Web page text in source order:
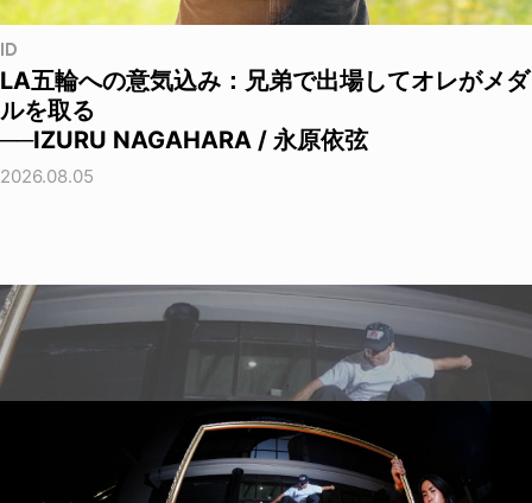
ID
LA五輪への意気込み：兄弟で出場してオレがメダ
ルを取る
──IZURU NAGAHARA / 永原依弦
2026.08.05